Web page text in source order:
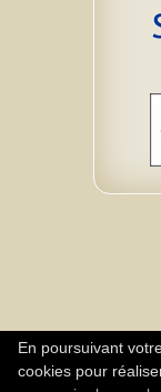
En poursuivant
cookies pour